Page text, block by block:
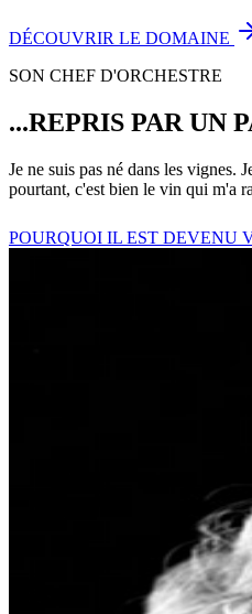
DÉCOUVRIR LE DOMAINE
SON CHEF D'ORCHESTRE
...REPRIS PAR UN
Je ne suis pas né dans les vignes.
pourtant, c'est bien le vin qui m'a
POURQUOI IL EST DEVENU